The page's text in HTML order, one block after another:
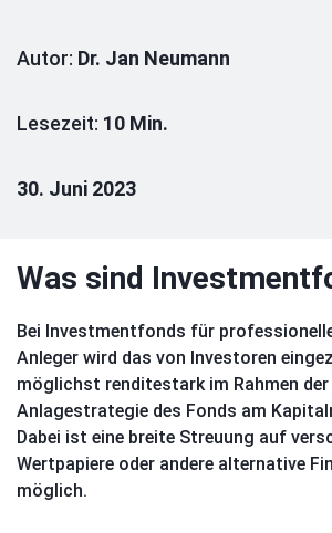
Autor: Dr. Jan Neumann
Lesezeit: 10 Min.
30. Juni 2023
Was sind
Bei Investmentfonds für
Anleger wird das von Investoren
möglichst renditestark im Rahmen der
Anlagestrategie des Fonds am
Dabei ist eine breite Streuung auf
Wertpapiere oder andere alternative
möglich.